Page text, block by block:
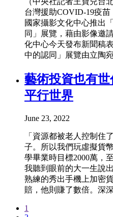
台灣援助COVID-19疫苗
國家攝影文化中心推出
同」展覽，藉由影像邀
化中心今天發布新聞稿
中的認同」展覽由立陶
藝術投資也有
平行世界
June 23, 2022
「資源都被老人控制住
子。所以我們玩虛擬貨
學畢業時目標2000萬，
我聽到眼前的大一生說
熟練的秀出手機上加密
賠，他則賺了數倍。深
1